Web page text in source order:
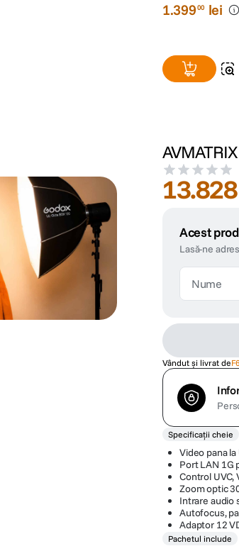
1.39900 lei
13.828
Acest
Lasă-ne
Vândut și livrat de
Specificații cheie
Video pana
Port LAN 1G
Control UVC,
Zoom optic
Intrare audio
Autofocus,
Adaptor 12
Pachetul include